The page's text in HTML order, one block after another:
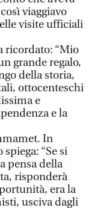
viaggiavo
visite ufficiali
ricordato: “Mio
grande regalo,
della storia,
ottocenteschi
e
e la
In
“Se si
pensa della
risponderà
era la
usciva dagli